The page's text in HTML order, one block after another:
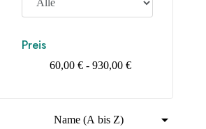
Preis
60,00 € - 930,00 €
Name (A bis Z) 